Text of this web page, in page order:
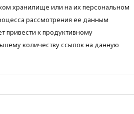
хранилище или на их персональном
рассмотрения ее данным
привести к продуктивному
количеству ссылок на данную